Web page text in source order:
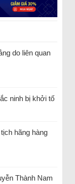
do liên quan
ninh bị khởi tố
hãng hàng
Thành Nam